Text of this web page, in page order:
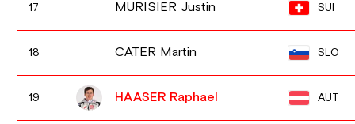
17 MURISIER Justin SUI
18 CATER Martin SLO
19 HAASER Raphael AUT